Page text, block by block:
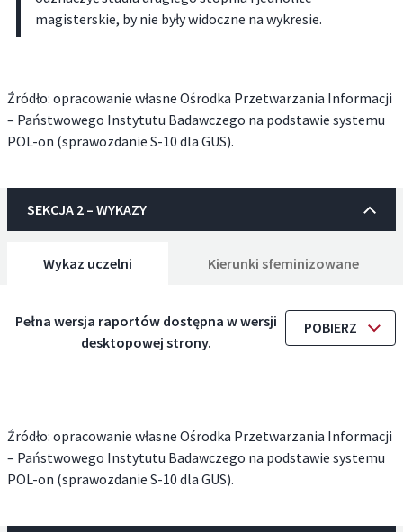
magisterskie, by nie były widoczne na wykresie.
Źródło: opracowanie własne Ośrodka Przetwarzania Informacji
– Państwowego Instytutu Badawczego na podstawie systemu
POL-on (sprawozdanie S-10 dla GUS).
SEKCJA 2 – WYKAZY
Wykaz uczelni Kierunki sfeminizowane
POBIERZ
Pełna wersja raportów dostępna w wersji
desktopowej strony.
Źródło: opracowanie własne Ośrodka Przetwarzania Informacji
– Państwowego Instytutu Badawczego na podstawie systemu
POL-on (sprawozdanie S-10 dla GUS).